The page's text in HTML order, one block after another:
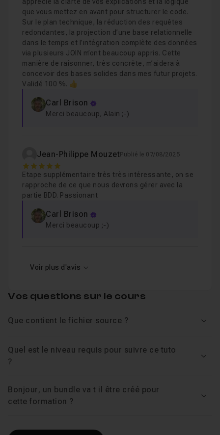
que vous mettez en avant pour structurer le code.
Sur le plan technique, la réduction des requêtes
redondantes, la projection d’une base relationnelle
dans le temps et l’intégration complète des données
via plusieurs JOIN m’ont beaucoup appris. Cette
manière de raisonner, très concrète, m’aidera à
concevoir des bases solides dans mes futur projets.
Validé 100 %. 👍
Carl Brison
Merci beaucoup, Alain ;-)
Jean-Philippe Mouzet Publié le 07/08/2025
5
Etape supplémentaire très très intéressante, on se
rapproche de ce que nous devrons gérer avec la
partie BDD. Passionant
Carl Brison
Merci beaucoup ;-)
Voir plus d'avis
Vos questions sur le cours
Que contient le fichier source ?
Quel est le niveau requis pour suivre ce tuto
?
Bonjour, un bundle va t il être créé pour
cette formation ?